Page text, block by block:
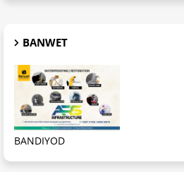
BANWET
BANDIYOD